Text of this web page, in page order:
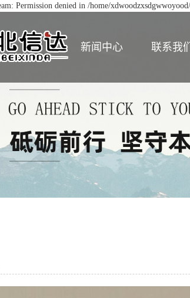
Permission denied in /home/
新闻中心 联系我们